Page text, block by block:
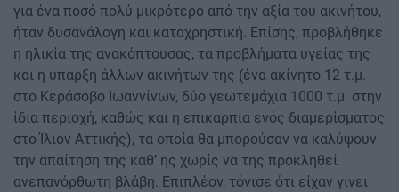
για ένα ποσό πολύ μικρότερο από την αξία του ακινήτου,
ήταν δυσανάλογη και καταχρηστική. Επίσης, προβλήθηκε
η ηλικία της ανακόπτουσας, τα προβλήματα υγείας της
και η ύπαρξη άλλων ακινήτων της (ένα ακίνητο 12 τ.μ.
στο Κεράσοβο Ιωαννίνων, δύο γεωτεμάχια 1000 τ.μ. στην
ίδια περιοχή, καθώς και η επικαρπία ενός διαμερίσματος
στο Ίλιον Αττικής), τα οποία θα μπορούσαν να καλύψουν
την απαίτηση της καθ’ ης χωρίς να της προκληθεί
ανεπανόρθωτη βλάβη. Επιπλέον, τόνισε ότι είχαν γίνει